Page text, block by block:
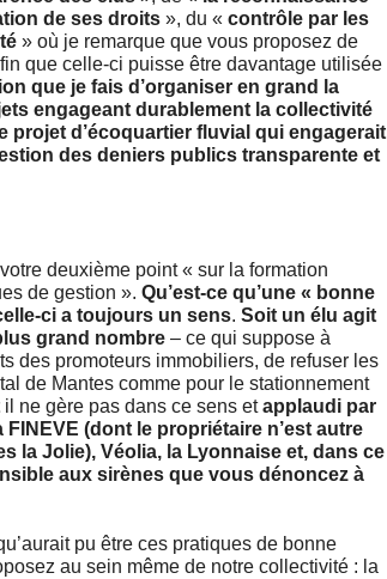
de ses droits », du « contrôle par les
» où je remarque que vous proposez de
que celle-ci puisse être davantage utilisée
que je fais d’organiser en grand la
engageant durablement la collectivité
projet d’écoquartier fluvial qui engagerait
des deniers publics transparente et
deuxième point « sur la formation
de gestion ». Qu’est-ce qu’une « bonne
ci a toujours un sens. Soit un élu agit
grand nombre – ce qui suppose à
des promoteurs immobiliers, de refuser les
de Mantes comme pour le stationnement
il ne gère pas dans ce sens etapplaudi par
(dont le propriétaire n’est autre
la Jolie), Véolia, la Lyonnaise et, dans ce
aux sirènes que vous dénoncez à
pu être ces pratiques de bonne
au sein même de notre collectivité : la